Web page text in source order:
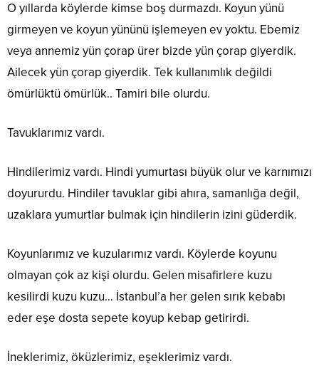
O yıllarda köylerde kimse boş durmazdı. Koyun yünü
girmeyen ve koyun yününü işlemeyen ev yoktu. Ebemiz
veya annemiz yün çorap ürer bizde yün çorap giyerdik.
Ailecek yün çorap giyerdik. Tek kullanımlık değildi
ömürlüktü ömürlük.. Tamiri bile olurdu.
Tavuklarımız vardı.
Hindilerimiz vardı. Hindi yumurtası büyük olur ve karnımızı
doyururdu. Hindiler tavuklar gibi ahıra, samanlığa değil,
uzaklara yumurtlar bulmak için hindilerin izini güderdik.
Koyunlarımız ve kuzularımız vardı. Köylerde koyunu
olmayan çok az kişi olurdu. Gelen misafirlere kuzu
kesilirdi kuzu kuzu… İstanbul’a her gelen sırık kebabı
eder eşe dosta sepete koyup kebap getirirdi.
İneklerimiz, öküzlerimiz, eşeklerimiz vardı.